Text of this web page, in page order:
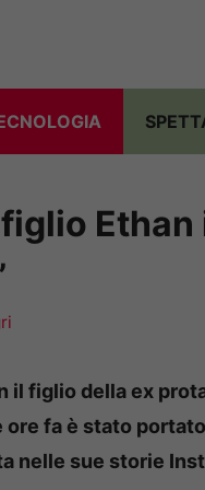
Ethan
il figlio della ex
fa è stato
nelle sue storie